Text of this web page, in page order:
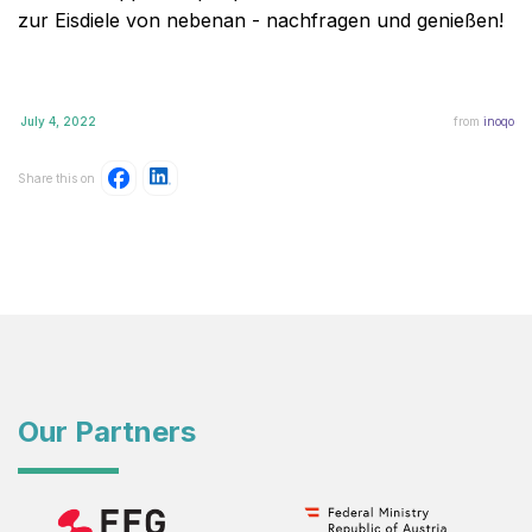
zur Eisdiele von nebenan - nachfragen und genießen!
July 4, 2022 from inoqo
Share this on
Our Partners